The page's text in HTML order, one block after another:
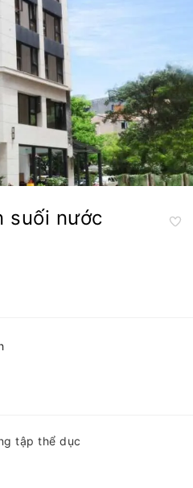
suối nước
tập thể dục